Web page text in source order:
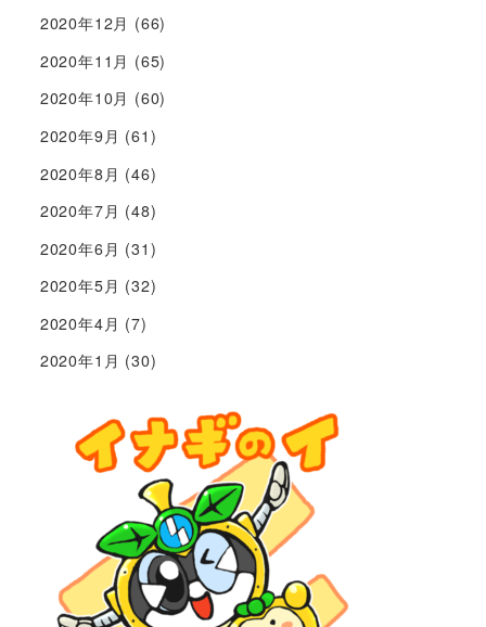
2020年12月 (66)
2020年11月 (65)
2020年10月 (60)
2020年9月 (61)
2020年8月 (46)
2020年7月 (48)
2020年6月 (31)
2020年5月 (32)
2020年4月 (7)
2020年1月 (30)